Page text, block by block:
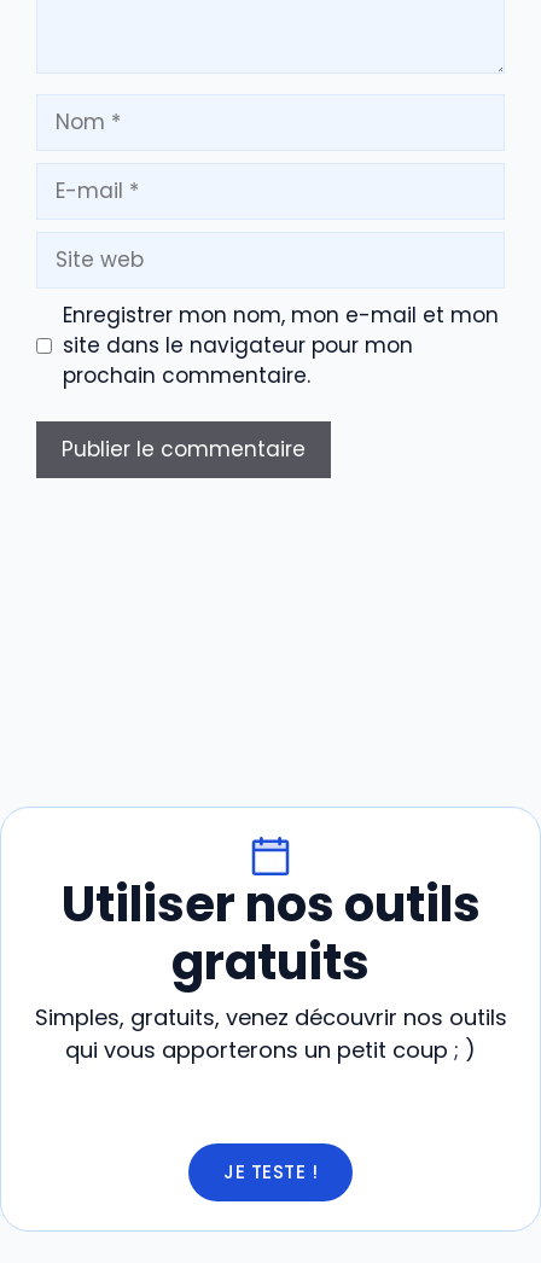
Nom
mail
Site
web
Enregistrer mon nom, mon e-mail et mon
site dans le navigateur pour mon
prochain commentaire.
Utiliser nos outils
gratuits
Simples, gratuits, venez découvrir nos outils
qui vous apporterons un petit coup ; )
JE TESTE !